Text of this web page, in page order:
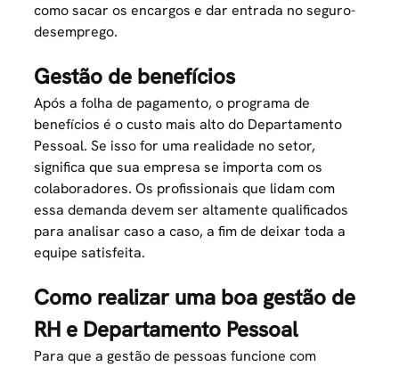
como sacar os encargos e dar entrada no seguro-
desemprego.
Gestão de benefícios
Após a folha de pagamento, o programa de
benefícios é o custo mais alto do Departamento
Pessoal. Se isso for uma realidade no setor,
significa que sua empresa se importa com os
colaboradores. Os profissionais que lidam com
essa demanda devem ser altamente qualificados
para analisar caso a caso, a fim de deixar toda a
equipe satisfeita.
Como realizar uma boa gestão de
RH e Departamento Pessoal
Para que a gestão de pessoas funcione com